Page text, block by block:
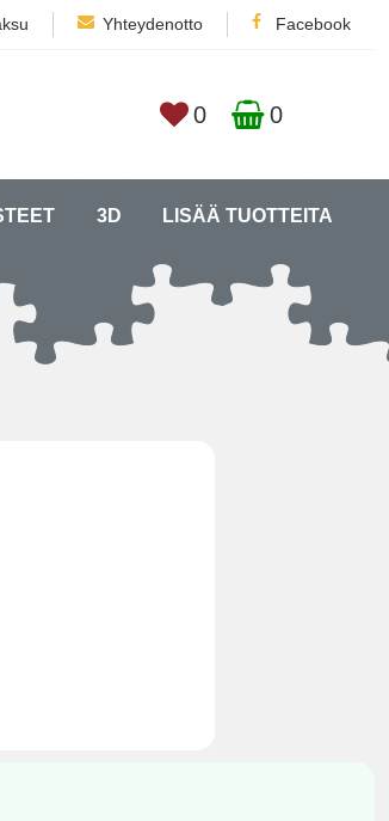
Yhteydenotto Facebook
0 0
3D LISÄÄ TUOTTEITA